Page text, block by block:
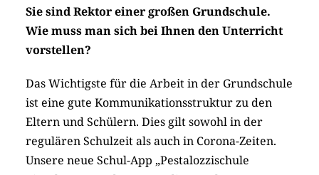
Sie sind Rektor einer großen Grundschule.
Wie muss man sich bei Ihnen den Unterricht
vorstellen?
Das Wichtigste für die Arbeit in der Grundschule
ist eine gute Kommunikationsstruktur zu den
Eltern und Schülern. Dies gilt sowohl in der
regulären Schulzeit als auch in Corona-Zeiten.
Unsere neue Schul-App „Pestalozzischule